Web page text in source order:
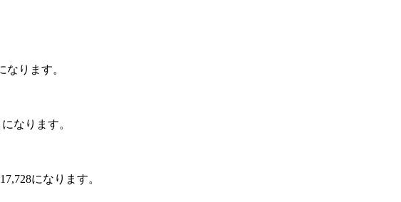
ります。
なります。
になります。